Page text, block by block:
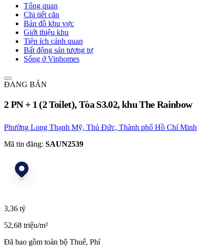
Tổng quan
Chi tiết căn
Bản đồ khu vực
Giới thiệu khu
Tiện ích cảnh quan
Bất động sản tương tự
Sống ở Vinhomes
ĐANG BÁN
2 PN + 1 (2 Toilet), Tòa S3.02, khu The Rainbow
Phường Long Thạnh Mỹ, Thủ Đức, Thành phố Hồ Chí Minh
Mã tin đăng: SAUN2539
3,36 tỷ
52,68 triệu/m²
Đã bao gồm toàn bộ Thuế, Phí